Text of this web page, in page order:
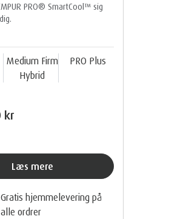
PRO® SmartCool™ sig
Medium Firm
Hybrid
PRO Plus
kr
Læs mere
Gratis hjemmelevering på
alle ordrer